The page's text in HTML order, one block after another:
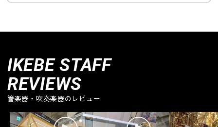
IKEBE STAFF
REVIEWS
管楽器・吹奏楽器のレビュー